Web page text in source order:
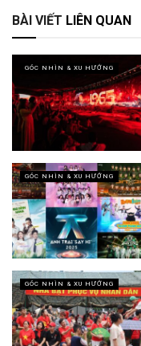
BÀI VIẾT LIÊN QUAN
GÓC NHÌN & XU HƯỚNG
GÓC NHÌN & XU HƯỚNG
GÓC NHÌN & XU HƯỚNG